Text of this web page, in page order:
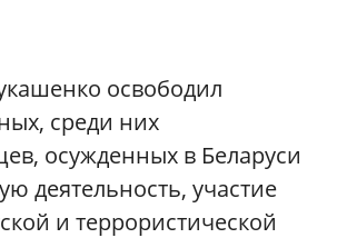
освободил
среди них
осужденных в Беларуси
деятельность, участие
и террористической